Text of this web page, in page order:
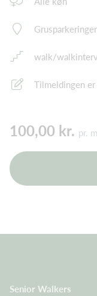
walk/
Tilmeldingen er
100,00 kr. pr.
Senior Walkers